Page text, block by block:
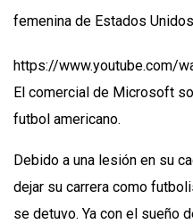
femenina de Estados
https://www.youtube.com/
El comercial de Microsoft
futbol americano.
Debido a una lesión en su
dejar su carrera como
se detuvo. Ya con el sueño